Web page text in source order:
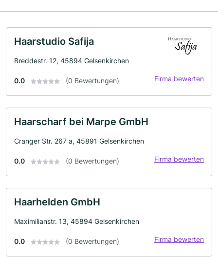
Haarstudio Safija
Breddestr. 12, 45894 Gelsenkirchen
0.0 (0 Bewertungen) Firma bewerten
Haarscharf bei Marpe GmbH
Cranger Str. 267 a, 45891 Gelsenkirchen
0.0 (0 Bewertungen) Firma bewerten
Haarhelden GmbH
Maximilianstr. 13, 45894 Gelsenkirchen
0.0 (0 Bewertungen) Firma bewerten